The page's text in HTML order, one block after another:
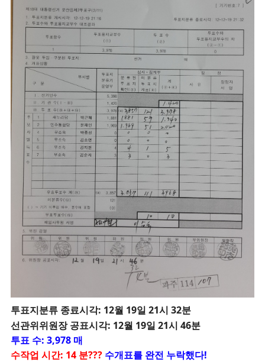
투표지분류 종료시각: 12월 19일 21시 32분
선관위위원장 공표시각: 12월 19일 21시 46분
투표 수: 3,978 매
수작업 시간: 14 분??? 수개표를 완전 누락했다!